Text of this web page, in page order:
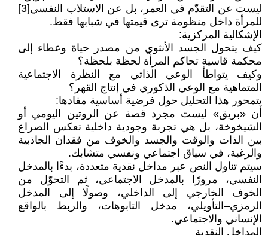
ليست عن التقدّم في العمر، بل عن الاستلاب النفسي[3]
للمرأة داخل منظومة ترى قيمتها في شبابها فقط.
الإشكالية المركزية:
كيف يتحول الجسد الأنثوي من مصدر حياة وعطاء إلى
محكمة قاسية تحاكم المرأة لحظة بلحظة؟
وكيف يتواطأ الوعي الذاتي مع النظرة الاجتماعية
المتماهية مع الوعي الذكوري في إنتاج القهر؟
يتمحور هذا التحليل حول فرضية أساسية مفادها:
أن «بريق» ليست مجرد قصة عن الروتين اليومي أو
الشيخوخة، بل هي تجربة وجودية داخلية تعكس الصراع
بين الذات والوقت والجسد والخوف من فقدان الجاذبية
والرغبة، في سياق اجتماعي ونفسي متشابك.
سيتم تناول النص عبر مداخل نقدية متعددة، بدءًا بالمدخل
النفسي، مرورًا بالمدخل الاجتماعي، ثم التحوّل من
الخوف الخارجي إلى الداخلي، وصولًا إلى المدخل
الرمزي–التأويلي، مدخل التابوهات، والربط بالواقع
الإنساني والاجتماعي.
المداخل النقدية